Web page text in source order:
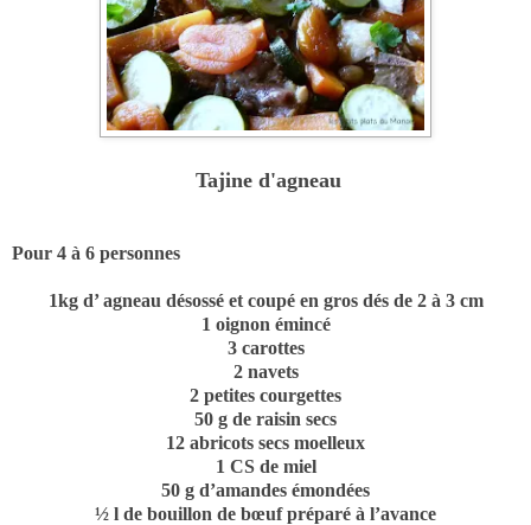
Tajine d'agneau
Pour 4 à 6 personnes
1kg d’ agneau désossé et coupé en gros dés de 2 à 3 cm
1 oignon émincé
3 carottes
2 navets
2 petites courgettes
50 g de raisin secs
12 abricots secs moelleux
1 CS de miel
50 g d’amandes émondées
½ l de bouillon de bœuf préparé à l’avance